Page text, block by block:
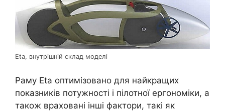
Eta, внутрішній склад моделі
Раму Eta оптимізовано для найкращих
показників потужності і пілотної ергономіки, а
також враховані інші фактори, такі як